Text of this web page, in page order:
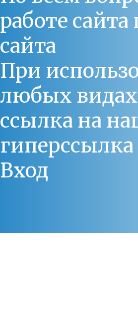
работе
сайта
При
любых
ссылка на
Вход